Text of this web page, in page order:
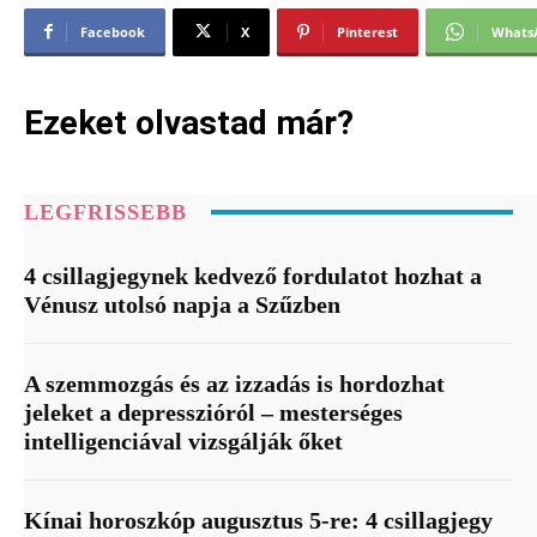
Facebook X Pinterest
Ezeket olvastad már?
LEGFRISSEBB
4 csillagjegynek kedvező fordulatot hozhat a
Vénusz utolsó napja a Szűzben
A szemmozgás és az izzadás is hordozhat
jeleket a depresszióról – mesterséges
intelligenciával vizsgálják őket
Kínai horoszkóp augusztus 5-re: 4 csillagjegy